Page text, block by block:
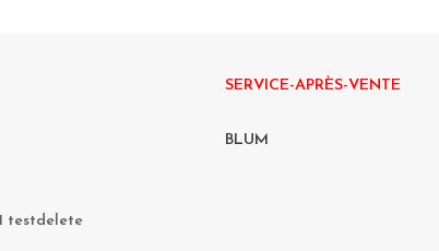
SERVICE-APRÈS-VENTE
BLUM
testdelete